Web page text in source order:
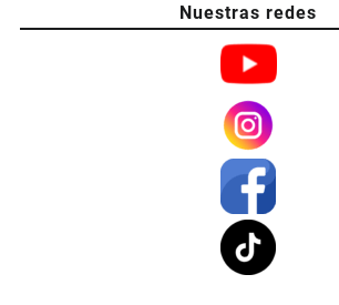
Nuestras redes